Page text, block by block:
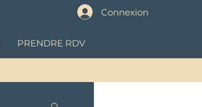
Connexion
PRENDRE RDV